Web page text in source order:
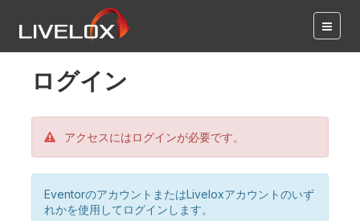
ログイン
アクセスにはログインが必要です。
EventorのアカウントまたはLiveloxアカウントのいず
れかを使用してログインします。